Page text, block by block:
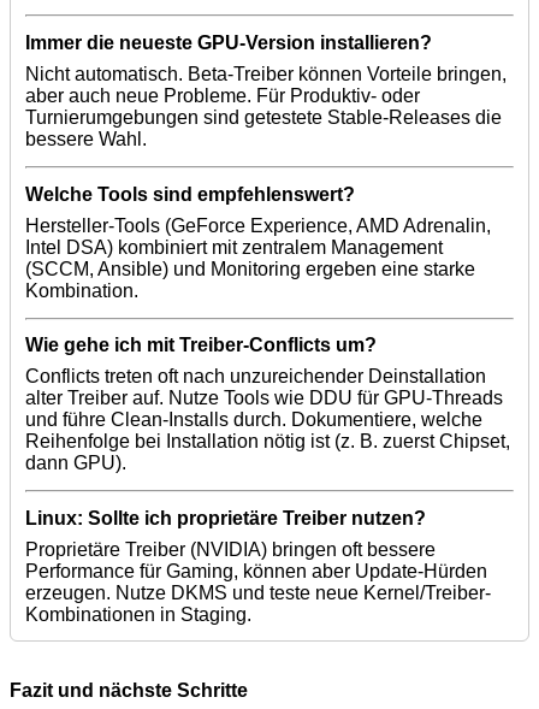
Immer die neueste GPU-Version installieren?
Nicht automatisch. Beta-Treiber können Vorteile bringen,
aber auch neue Probleme. Für Produktiv- oder
Turnierumgebungen sind getestete Stable-Releases die
bessere Wahl.
Welche Tools sind empfehlenswert?
Hersteller-Tools (GeForce Experience, AMD Adrenalin,
Intel DSA) kombiniert mit zentralem Management
(SCCM, Ansible) und Monitoring ergeben eine starke
Kombination.
Wie gehe ich mit Treiber-Conflicts um?
Conflicts treten oft nach unzureichender Deinstallation
alter Treiber auf. Nutze Tools wie DDU für GPU-Threads
und führe Clean-Installs durch. Dokumentiere, welche
Reihenfolge bei Installation nötig ist (z. B. zuerst Chipset,
dann GPU).
Linux: Sollte ich proprietäre Treiber nutzen?
Proprietäre Treiber (NVIDIA) bringen oft bessere
Performance für Gaming, können aber Update-Hürden
erzeugen. Nutze DKMS und teste neue Kernel/Treiber-
Kombinationen in Staging.
Fazit und nächste Schritte